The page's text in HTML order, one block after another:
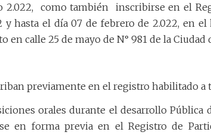
2.022,
como también
inscribirse en el
hasta el día 07 de febrero de 2.022, en el
en calle 25 de mayo de N° 981 de la Ciudad
previamente en el registro habilitado a
orales durante el desarrollo Pública
en forma previa en el Registro de